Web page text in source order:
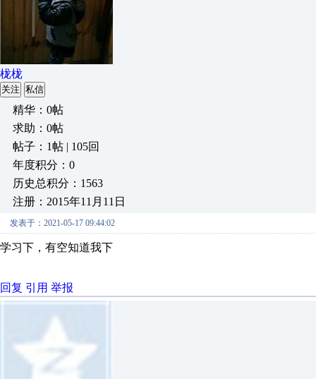
栊栊
关注 私信
精华：0帖
求助：0帖
帖子：1帖 | 105回
年度积分：0
历史总积分：1563
注册：2015年11月11日
发表于：2021-05-17 09:44:02
学习下，有空知道我下
回复 引用 举报